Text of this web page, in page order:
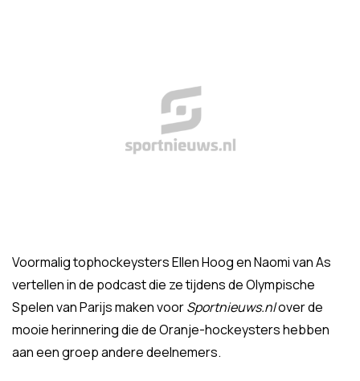
Voormalig tophockeysters Ellen Hoog en Naomi van As
vertellen in de podcast die ze tijdens de Olympische
Spelen van Parijs maken voorSportnieuws.nlover de
mooie herinnering die de Oranje-hockeysters hebben
aan een groep andere deelnemers.